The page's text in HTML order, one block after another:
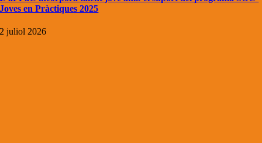
Joves en Pràctiques 2025
2 juliol 2026